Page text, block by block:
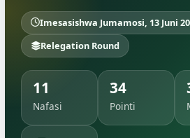
Imesasishwa Jumamosi, 13 Juni
Relegation Round
11
Nafasi
34
Pointi